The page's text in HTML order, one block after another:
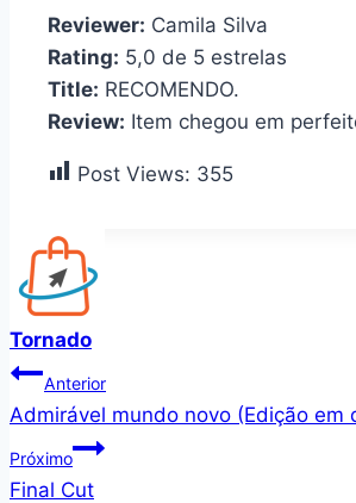
Reviewer: Camila Silva
Rating: 5,0 de 5 estrelas
Title: RECOMENDO.
Review: Item chegou em
Post Views: 355
Tornado
Navegação
de
Post
Anterior
Admirável mundo novo (Edição em
Próximo
Final Cut